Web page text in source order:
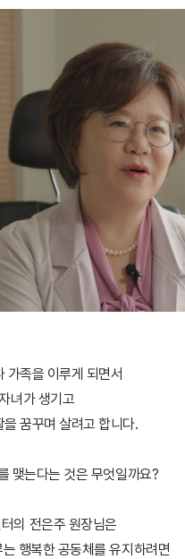
가족을 이루게 되면서
녀가 생기고
꿈꾸며 살려고 합니다.
맺는다는 것은 무엇일까요?
의 전은주 원장님은
행복한 공동체를 유지하려면